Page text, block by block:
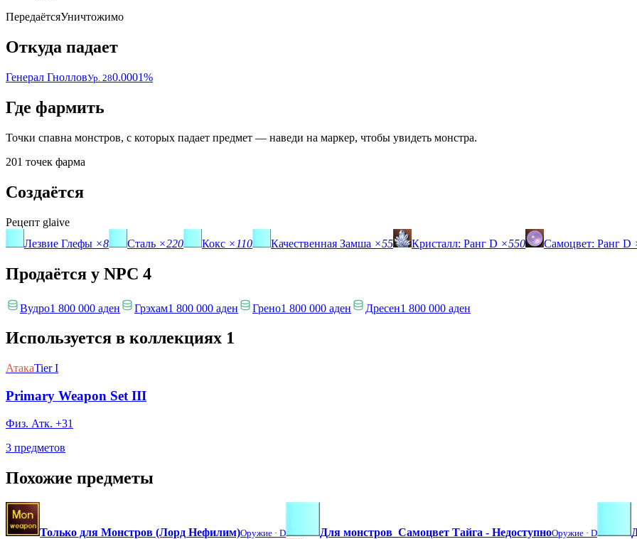
ПередаётсяУничтожимо
Откуда падает
Генерал ГнолловУр. 280.0001%
Где фармить
Точки спавна монстров, с которых падает предмет — наведи на маркер, чтобы увидеть монстра.
201 точек фарма
Создаётся
Рецепт glaive
Лезвие Глефы ×8 Сталь ×220 Кокс ×110 Качественная Замша ×55 Кристалл: Ранг D ×550 Самоцвет: Ранг D
Продаётся у NPC 4
Вудро1 800 000 аден Грэхам1 800 000 аден Грено1 800 000 аден Дресен1 800 000 аден
Используется в коллекциях 1
АтакаTier I
Primary Weapon Set III
Физ. Атк. +31
3 предметов
Похожие предметы
Только для Монстров (Лорд Нефилим)Оружие · D Для монстров_Самоцвет Тайга - НедоступноОружие · D